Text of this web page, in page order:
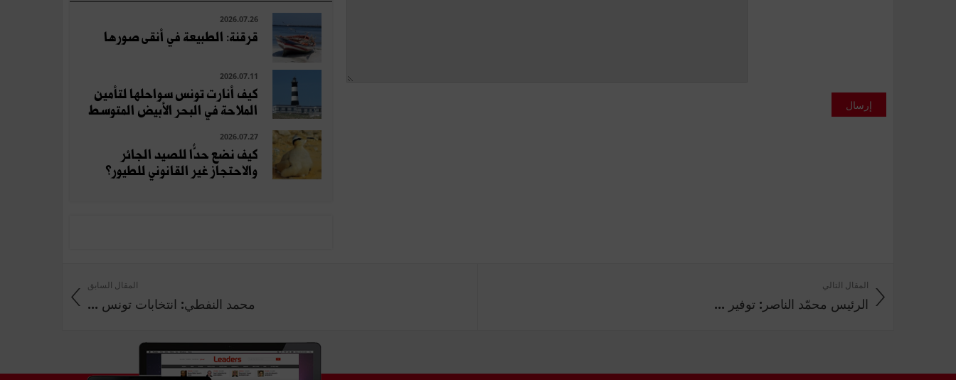
إرسال
2026.07.26
قرقنة: الطبيعة في أنقى صورها
2026.07.11
كيف أنارت تونس سواحلها لتأمين
الملاحة في البحر الأبيض المتوسط
2026.07.27
كيف نضع حدًّا للصيد الجائر
والاحتجاز غير القانوني للطيور؟
المقال السابق
محمد النفطي: انتخابات تونس ...
المقال التالي
الرئيس محمّد الناصر: توفير ...